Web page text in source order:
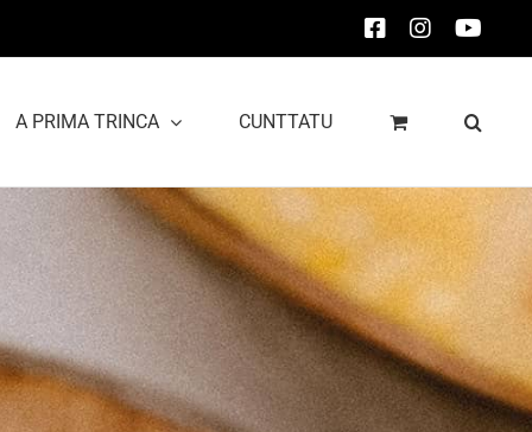
Facebook
Instagram
A PRIMA TRINCA CUNTTATU